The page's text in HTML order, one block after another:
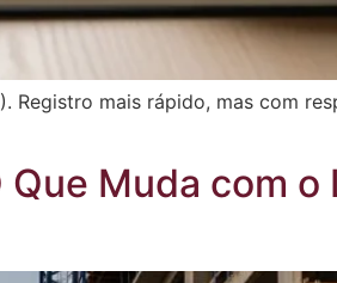
mais rápido, mas com
Muda com o